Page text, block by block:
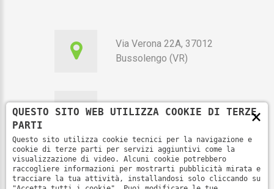
Via Verona 22A, 37012
Bussolengo (VR)
351 7010115
segreteria@fenoop.it
×
QUESTO SITO WEB UTILIZZA COOKIE DI TERZE
PARTI
Questo sito utilizza cookie tecnici per la navigazione e
cookie di terze parti per servizi aggiuntivi come la
visualizzazione di video. Alcuni cookie potrebbero
raccogliere informazioni per mostrarti pubblicità mirata e
tracciare la tua attività, installandosi solo cliccando su